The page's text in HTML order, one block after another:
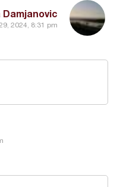
Damjanovic
2024, 8:31 pm